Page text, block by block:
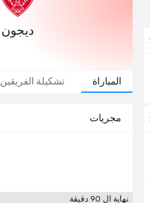
ديجون
المباراة تشكيلة الفريقين
مجريات
نهاية ال 90 دقيقة